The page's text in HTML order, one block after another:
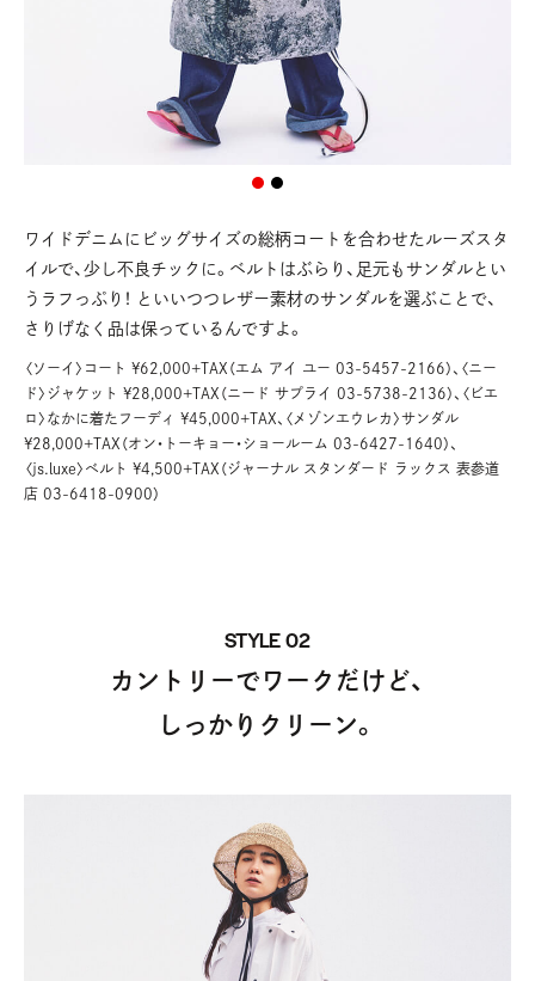
ワイドデニムにビッグサイズの総柄コートを合わせたルーズスタ
イルで、少し不良チックに。ベルトはぶらり、足元もサンダルとい
うラフっぷり！ といいつつレザー素材のサンダルを選ぶことで、
さりげなく品は保っているんですよ。
〈ソーイ〉コート ¥62,000+TAX（エム アイ ユー 03-5457-2166）、〈ニー
ド〉ジャケット ¥28,000+TAX（ニード サプライ 03-5738-2136）、〈ビエ
ロ〉なかに着たフーディ ¥45,000+TAX、〈メゾンエウレカ〉サンダル
¥28,000+TAX（オン・トーキョー・ショールーム 03-6427-1640）、
〈js.luxe〉ベルト ¥4,500+TAX（ジャーナル スタンダード ラックス 表参道
店 03-6418-0900）
STYLE 02
カントリーでワークだけど、
しっかりクリーン。